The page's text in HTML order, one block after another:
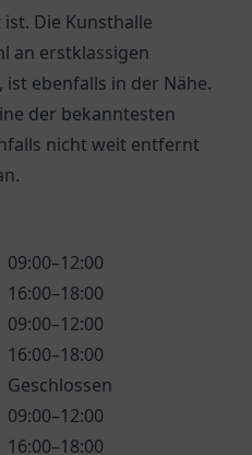
Die Kunsthalle
an erstklassigen
ebenfalls in der Nähe.
der bekanntesten
nicht weit entfernt
09:00–12:00
16:00–18:00
09:00–12:00
16:00–18:00
Geschlossen
09:00–12:00
16:00–18:00